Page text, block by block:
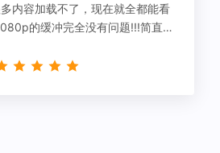
内容加载不了，现在就全都能看
的缓冲完全没有问题!!!简直救